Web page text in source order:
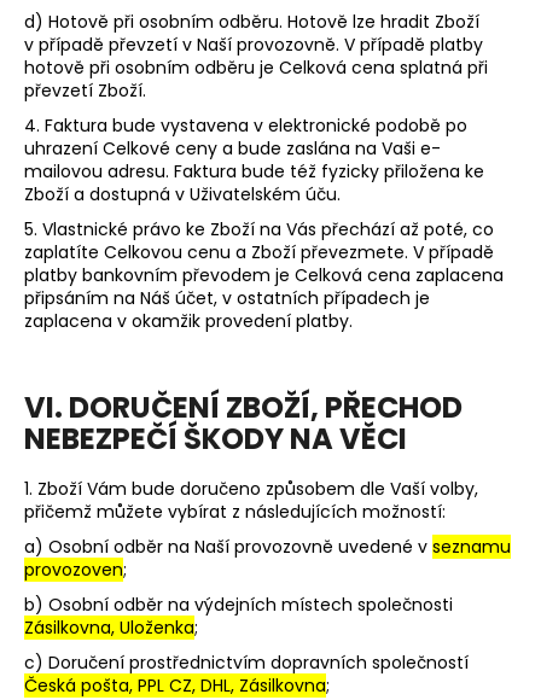
d) Hotově při osobním odběru. Hotově lze hradit Zboží
v případě převzetí v Naší provozovně. V případě platby
hotově při osobním odběru je Celková cena splatná při
převzetí Zboží.
4. Faktura bude vystavena v elektronické podobě po
uhrazení Celkové ceny a bude zaslána na Vaši e-
mailovou adresu. Faktura bude též fyzicky přiložena ke
Zboží a dostupná v Uživatelském úču.
5. Vlastnické právo ke Zboží na Vás přechází až poté, co
zaplatíte Celkovou cenu a Zboží převezmete. V případě
platby bankovním převodem je Celková cena zaplacena
připsáním na Náš účet, v ostatních případech je
zaplacena v okamžik provedení platby.
VI. DORUČENÍ ZBOŽÍ, PŘECHOD
NEBEZPEČÍ ŠKODY NA VĚCI
1. Zboží Vám bude doručeno způsobem dle Vaší volby,
přičemž můžete vybírat z následujících možností:
a) Osobní odběr na Naší provozovně uvedené v seznamu
provozoven;
b) Osobní odběr na výdejních místech společnosti
Zásilkovna, Uloženka;
c) Doručení prostřednictvím dopravních společností
Česká pošta, PPL CZ, DHL, Zásilkovna;